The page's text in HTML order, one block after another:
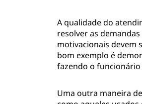
A qualidade do
resolver as
motivacionais devem
bom exemplo é
fazendo o funcionário
Uma outra maneira